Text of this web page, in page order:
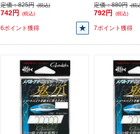
定価：825円 (税込)
742円 (税込)
6ポイント獲得
定価：880円 (税
792円 (税込)
7ポイント獲得